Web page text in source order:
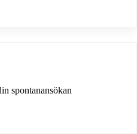
spontanansökan